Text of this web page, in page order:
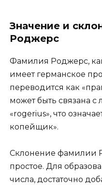
Значение и
Роджерс
Фамилия Роджерс,
имеет германское
переводится как
может быть связана с
«rogerius», что
копейщик».
Склонение фамилии
простое. Для
числа, достаточно